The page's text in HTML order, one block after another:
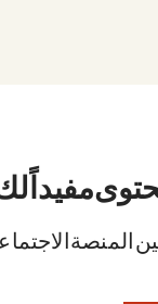
مفيداً
المنصة